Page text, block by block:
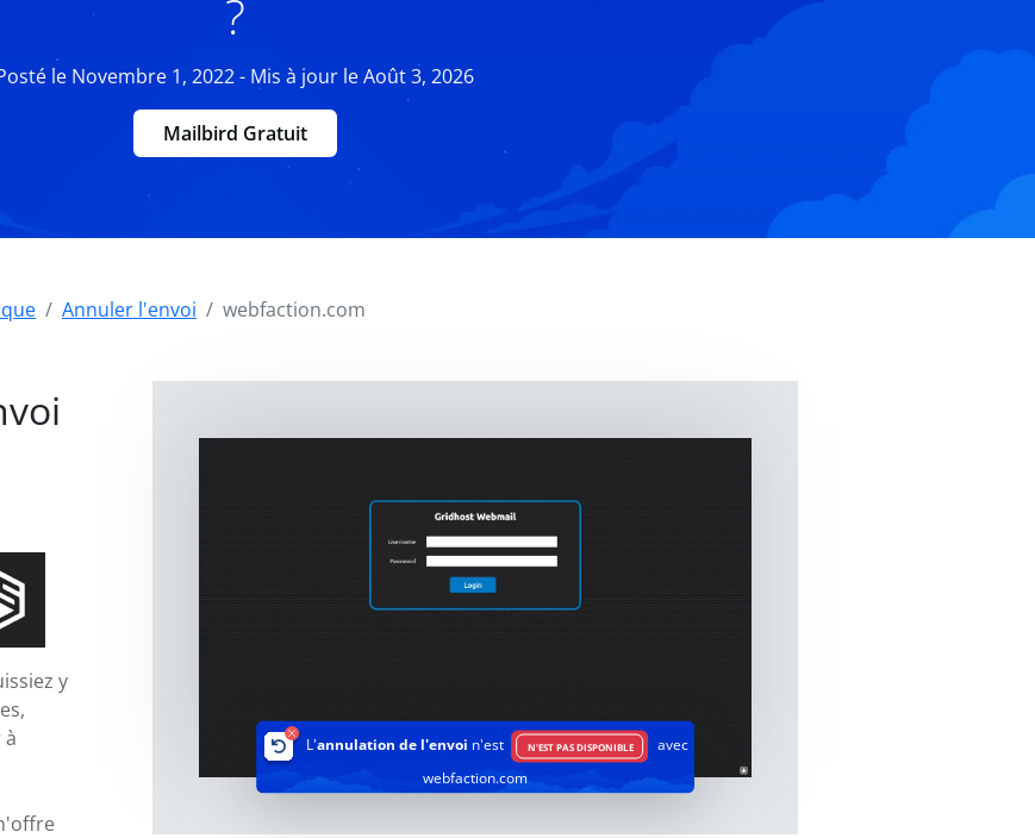
?
le Novembre 1, 2022 - Mis à jour le Août 3, 2026
Mailbird Gratuit
Annuler l'envoi webfaction.com
y
L'annulation de l'envoi n'est N'EST PAS DISPONIBLE
avec
webfaction.com